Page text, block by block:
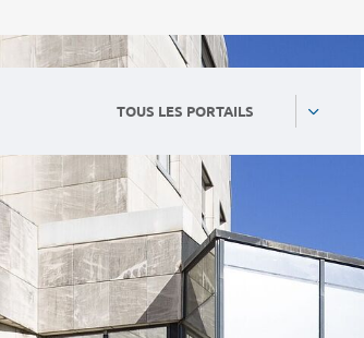
TOUS LES PORTAILS